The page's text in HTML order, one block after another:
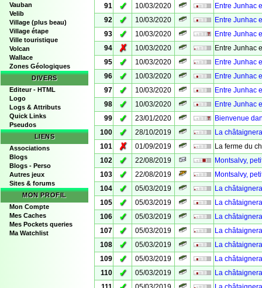
Vauban
Velib
Village (plus beau)
Village étape
Ville touristique
Volcan
Wallace
Zones Géologiques
DIVERS
Editeur - HTML
Logo
Logs & Attributs
Quick Links
Pseudos
LIENS
Associations
Blogs
Blogs - Perso
Autres jeux
Sites & forums
MON PROFIL
Mon Compte
Mes Caches
Mes Pockets queries
Ma Watchlist
91
✓ 10/03/2020
Entre Junhac
92
✓ 10/03/2020
Entre Junhac
93
✓ 10/03/2020
Entre Junhac
94
✗ 10/03/2020
Entre Junhac
95
✓ 10/03/2020
Entre Junhac
96
✓ 10/03/2020
Entre Junhac
97
✓ 10/03/2020
Entre Junhac
98
✓ 10/03/2020
Entre Junhac
99
✓ 23/01/2020
Bienvenue
100
✓ 28/10/2019
La
101
✗ 01/09/2019
La ferme du
102
✓ 22/08/2019
Montsalvy,
103
✓ 22/08/2019
Montsalvy,
104
✓ 05/03/2019
La
105
✓ 05/03/2019
La
106
✓ 05/03/2019
La
107
✓ 05/03/2019
La
108
✓ 05/03/2019
La
109
✓ 05/03/2019
La
110
✓ 05/03/2019
La